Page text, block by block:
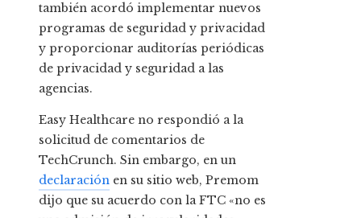
también acordó implementar nuevos
programas de seguridad y privacidad
y proporcionar auditorías periódicas
de privacidad y seguridad a las
agencias.
Easy Healthcare no respondió a la
solicitud de comentarios de
TechCrunch. Sin embargo, en un
declaración en su sitio web, Premom
dijo que su acuerdo con la FTC «no es